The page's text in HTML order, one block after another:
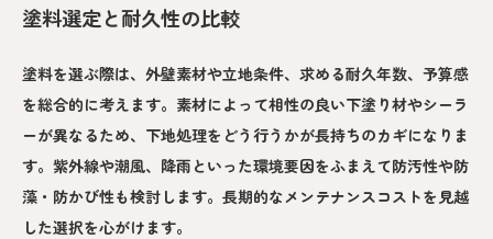
塗料選定と耐久性の比較
塗料を選ぶ際は、外壁素材や立地条件、求める耐久年数、予算感
を総合的に考えます。素材によって相性の良い下塗り材やシーラ
ーが異なるため、下地処理をどう行うかが長持ちのカギになりま
す。紫外線や潮風、降雨といった環境要因をふまえて防汚性や防
藻・防かび性も検討します。長期的なメンテナンスコストを見越
した選択を心がけます。